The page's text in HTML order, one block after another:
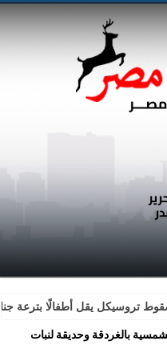
تروسيكل يقل أطفالًا بترعة
بالغردقة وحديقة لنبات